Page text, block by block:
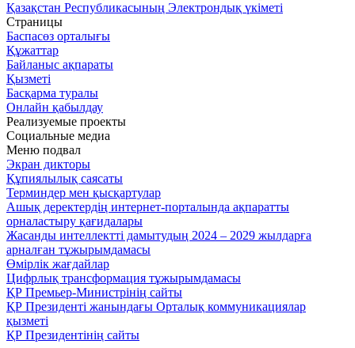
Қазақстан Республикасының Электрондық үкіметі
Страницы
Баспасөз орталығы
Құжаттар
Байланыс ақпараты
Қызметі
Басқарма туралы
Онлайн қабылдау
Реализуемые проекты
Социальные медиа
Меню подвал
Экран дикторы
Құпиялылық саясаты
Терминдер мен қысқартулар
Ашық деректердің интернет-порталында ақпаратты
орналастыру қағидалары
Жасанды интеллектті дамытудың 2024 – 2029 жылдарға
арналған тұжырымдамасы
Өмірлік жағдайлар
Цифрлық трансформация тұжырымдамасы
ҚР Премьер-Министрінің сайты
ҚР Президенті жанындағы Орталық коммуникациялар
қызметі
ҚР Президентінің сайты